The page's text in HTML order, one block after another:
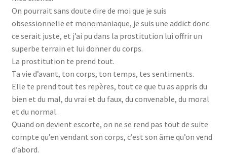
On pourrait sans doute dire de moi que je suis
obsessionnelle et monomaniaque, je suis une addict donc
ce serait juste, et j’ai pu dans la prostitution lui offrir un
superbe terrain et lui donner du corps.
La prostitution te prend tout.
Ta vie d’avant, ton corps, ton temps, tes sentiments.
Elle te prend tout tes repères, tout ce que tu as appris du
bien et du mal, du vrai et du faux, du convenable, du moral
et du normal.
Quand on devient escorte, on ne se rend pas tout de suite
compte qu’en vendant son corps, c’est son âme qu’on vend
d’abord.